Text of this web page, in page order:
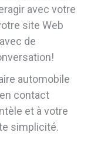
avec votre
site Web
de
automobile
contact
et à votre
simplicité.